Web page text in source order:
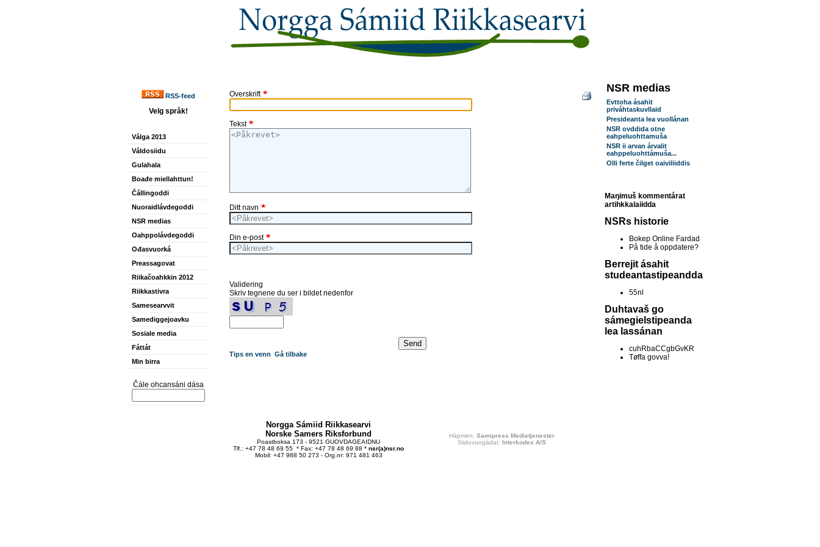
RSS-feed
Velg språk!
Válga 2013
Váldosiidu
Gulahala
Boađe miellahttun!
Čállingoddi
Nuoraidlávdegoddi
NSR medias
Oahppolávdegoddi
Ođasvuorká
Preassagovat
Riikačoahkkin 2012
Riikkastivra
Samesearvvit
Samediggejoavku
Sosiale media
Fáttát
Min birra
Čále ohcansáni dása
Overskrift
Tekst
Ditt navn
Din e-post
Validering
Skriv tegnene du ser i bildet nedenfor
Tips en venn Gå tilbake
NSR medias
Evttoha ásahit
priváhtaskuvllaid
Presideanta lea vuollánan
NSR ovddida otne
eahpeluohttamuša
NSR ii arvan árvalit
eahppeluohttámuša...
Olli ferte čilget oaiviliiddis
Maŋimuš kommentárat
artihkkalaiidda
NSRs historie
Bokep Online Fardad
På tide å oppdatere?
Berrejit ásahit
studeantastipeandda
55nl
Duhtavaš go
sámegielstipeanda
lea lassánan
cuhRbaCCgbGvKR
Tøffa govva!
Norgga Sámiid Riikkasearvi
Norske Samers Riksforbund
Poastboksa 173 - 9521 GUOVDAGEAIDNU
Tlf.: +47 78 48 69 55 * Fax: +47 78 48 69 88 * nsr(a)nsr.no
Mobil: +47 988 50 273 - Org.nr: 971 481 463
Hápmen: Samipress Medietjenester
Siidovuogádat: Interkodex A/S